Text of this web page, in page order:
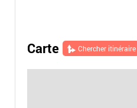
Carte Chercher itinéraire